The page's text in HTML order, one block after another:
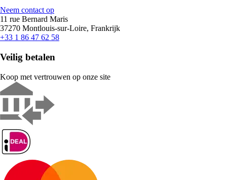
Neem contact op
11 rue Bernard Maris
37270 Montlouis-sur-Loire, Frankrijk
+33 1 86 47 62 58
Veilig betalen
Koop met vertrouwen op onze site